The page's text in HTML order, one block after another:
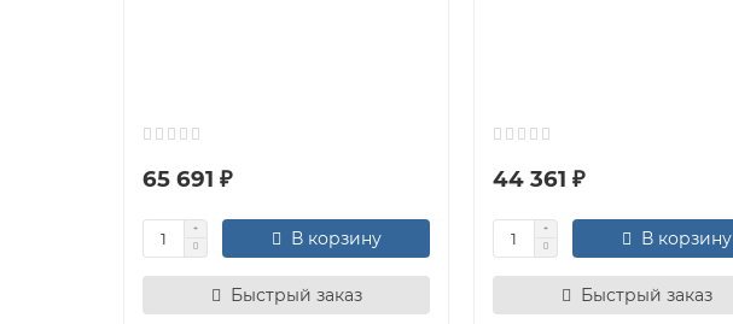
65 691 ₽
В корзину
Быстрый заказ
44 361 ₽
В корзину
Быстрый заказ